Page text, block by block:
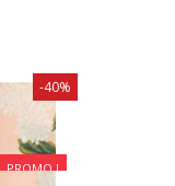
PROMO !
-40%